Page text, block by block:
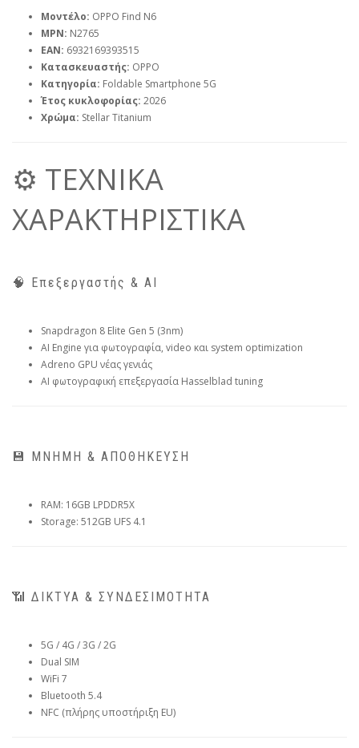
Μοντέλο: OPPO Find N6
MPN: N2765
EAN: 6932169393515
Κατασκευαστής: OPPO
Κατηγορία: Foldable Smartphone 5G
Έτος κυκλοφορίας: 2026
Χρώμα: Stellar Titanium
⚙️ ΤΕΧΝΙΚΑ
ΧΑΡΑΚΤΗΡΙΣΤΙΚΑ
🧠 Επεξεργαστής & AI
Snapdragon 8 Elite Gen 5 (3nm)
AI Engine για φωτογραφία, video και system optimization
Adreno GPU νέας γενιάς
AI φωτογραφική επεξεργασία Hasselblad tuning
💾 ΜΝΗΜΗ & ΑΠΟΘΗΚΕΥΣΗ
RAM: 16GB LPDDR5X
Storage: 512GB UFS 4.1
📶 ΔΙΚΤΥΑ & ΣΥΝΔΕΣΙΜΟΤΗΤΑ
5G / 4G / 3G / 2G
Dual SIM
WiFi 7
Bluetooth 5.4
NFC (πλήρης υποστήριξη EU)